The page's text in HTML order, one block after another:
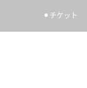
チケット